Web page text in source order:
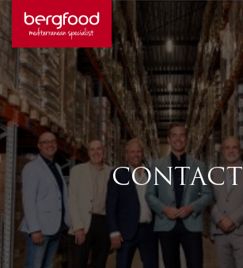
Afbeelding
CONTACT